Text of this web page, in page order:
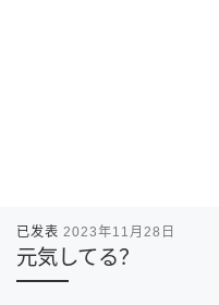
已发表 2023年11月28日
元気してる？